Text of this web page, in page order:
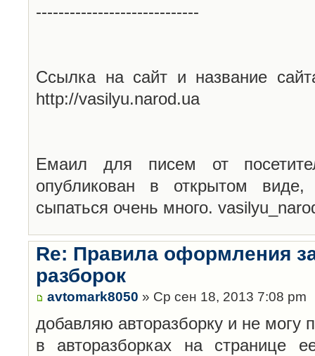
-----------------------------
Ссылка на сайт и название
http://vasilyu.narod.ua
Емаил для писем от
опубликован в открытом
сыпаться очень много.
Re: Правила оформления
разборок
avtomark8050 » Ср сен 18, 2013 7:08 pm
добавляю авторазборку и не могу
в авторазборках на странице